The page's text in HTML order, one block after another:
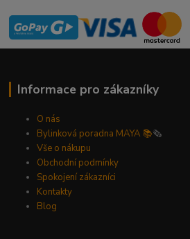
Informace pro zákazníky
O nás
Bylinková poradna MAYA 📚🗞️
Vše o nákupu
Obchodní podmínky
Spokojení zákazníci
Kontakty
Blog